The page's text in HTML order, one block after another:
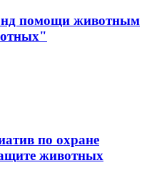
помощи животным
по охране
животных